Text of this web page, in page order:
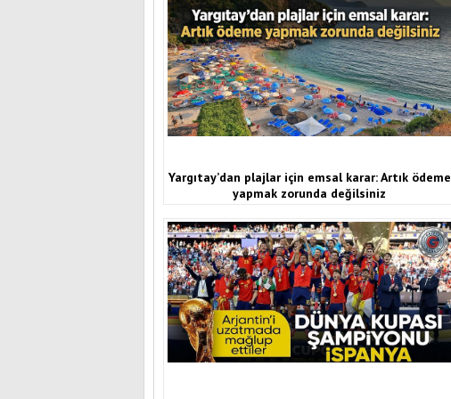
Yargıtay’dan plajlar için emsal karar: Artık ödeme
yapmak zorunda değilsiniz